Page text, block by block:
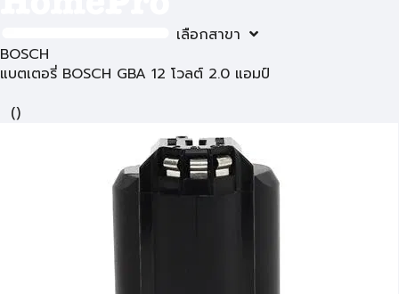
เลือกสาขา
BOSCH
แบตเตอรี่ BOSCH GBA 12 โวลต์ 2.0 แอมป์
()